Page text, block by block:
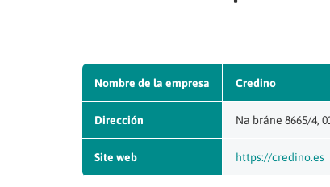
Nombre de la empresa Credino
Dirección Na bráne 8665/4,
Site web https://credino.es